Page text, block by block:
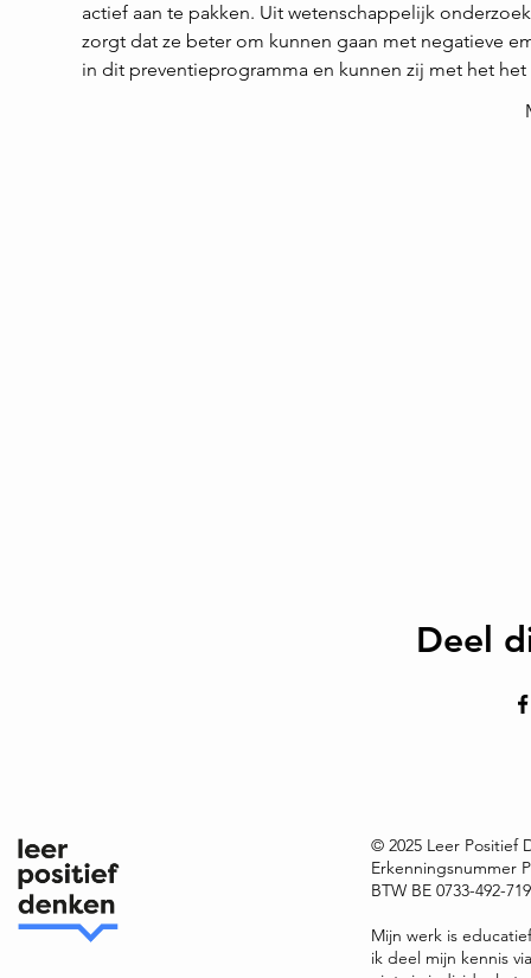
actief aan te pakken. Uit wetenschappelijk
zorgt dat ze beter om kunnen gaan met negatieve
in dit preventieprogramma en kunnen zij met het
Deel
© 2025 Leer Positief
Erkenningsnummer
BTW BE 0733-492-
Mijn werk is
ik deel mijn kennis